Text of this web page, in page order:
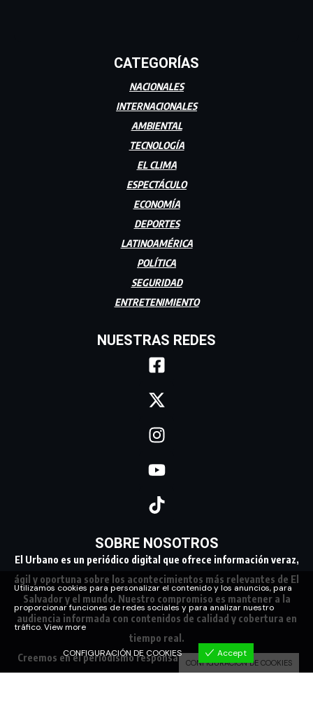
CATEGORÍAS
NACIONALES
INTERNACIONALES
AMBIENTAL
TECNOLOGÍA
EL CLIMA
ESPECTÁCULO
ECONOMÍA
DEPORTES
LATINOAMÉRICA
POLÍTICA
SEGURIDAD
ENTRETENIMIENTO
NUESTRAS REDES
SOBRE NOSOTROS
El Urbano es un periódico digital que ofrece información veraz,
ágil y oportuna sobre los acontecimientos más relevantes de El
Salvador y el mundo. Nuestro compromiso es mantener a la
audiencia informada con contenidos de calidad y cobertura en
tiempo real.
Creemos en el periodismo responsable, conectando a nuestra
Utilizamos cookies para personalizar el contenido y los anuncios, para
proporcionar funciones de redes sociales y para analizar nuestro
tráfico.View more
CONFIGURACIÓN DE COOKIES Accept
CONFIGURACIÓN DE COOKIES